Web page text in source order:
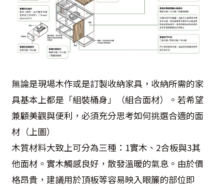
無論是現場木作或是訂製收納家具，收納所需的家
具基本上都是「組裝桶身」（組合面材）。若希望
兼顧美觀與便利，必須充分思考如何挑選合適的面
材（上圖）
木質材料大致上可分為三種： 1實木、 2合板與3其
他面材。實木觸感良好，散發溫暖的氣息。由於價
格昂貴，建議用於頂板等容易映入眼簾的部位即